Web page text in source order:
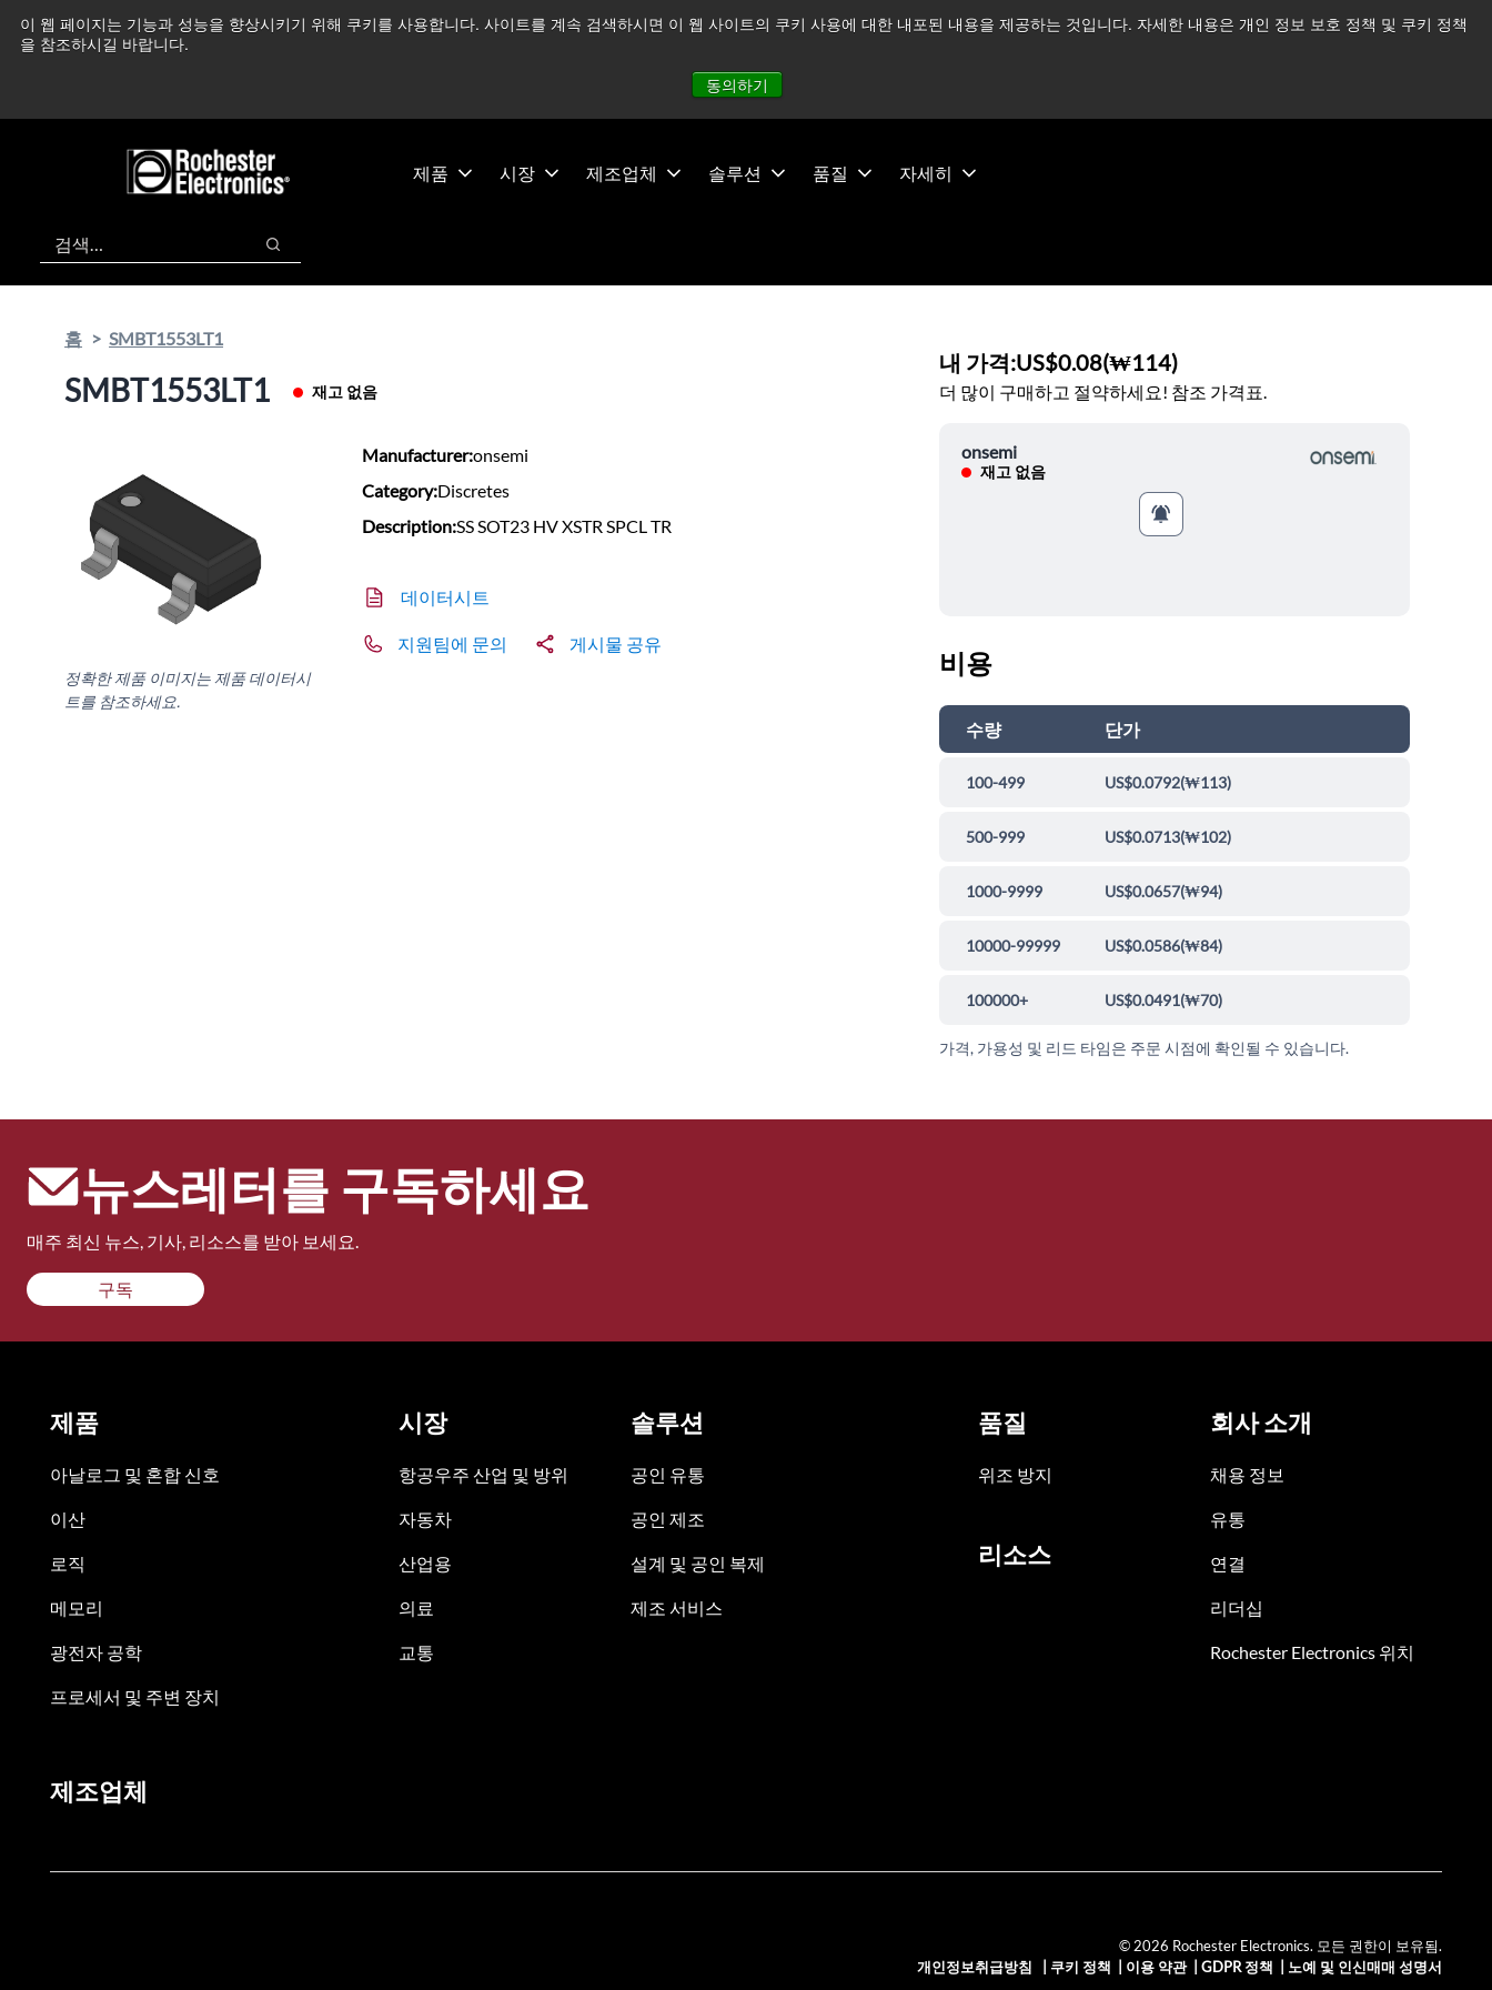
이 웹 페이지는 기능과 성능을 향상시키기 위해 쿠키를 사용합니다. 사이트를 계속 검색하시면 이 웹 사이트의 쿠키 사용에 대한 내포된 내용을 제공하는 것입니다. 자세한 내용은 개인 정보 보호 정책 및 쿠키 정책
을 참조하시길 바랍니다.
동의하기
츠
건
중동 지역 상황을 지속적으로 주시하고 있으며, 모든 서비스는 정상적으로 운영되고 있습니다. 더 읽어보기 →
제품 시장 제조업체 솔루션 품질 자세히
검색
검색
홈 SMBT1553LT1
SMBT1553LT1 재고 없음
정확한 제품 이미지는 제품 데이터시
트를 참조하세요.
Manufacturer:onsemi
Category:Discretes
Description:SS SOT23 HV XSTR SPCL TR
데이터시트
지원팀에 문의 게시물 공유
내 가격:US$0.08(₩114)
더 많이 구매하고 절약하세요! 참조 가격표.
onsemi
재고 없음
비용
수량 단가
100-499 US$0.0792(₩113)
500-999 US$0.0713(₩102)
1000-9999 US$0.0657(₩94)
10000-99999 US$0.0586(₩84)
100000+ US$0.0491(₩70)
가격, 가용성 및 리드 타임은 주문 시점에 확인될 수 있습니다.
뉴스레터를 구독하세요
매주 최신 뉴스, 기사, 리소스를 받아 보세요.
구독
제품
아날로그 및 혼합 신호
이산
로직
메모리
광전자 공학
프로세서 및 주변 장치
시장
항공우주 산업 및 방위
자동차
산업용
의료
교통
솔루션
공인 유통
공인 제조
설계 및 공인 복제
제조 서비스
품질
위조 방지
리소스
회사 소개
채용 정보
유통
연결
리더십
Rochester Electronics 위치
제조업체
© 2026 Rochester Electronics. 모든 권한이 보유됨.
개인정보취급방침
쿠키 정책 이용 약관| GDPR 정책 노예 및 인신매매 성명서